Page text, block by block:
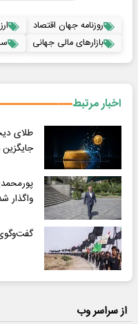
روزنامه جهان اقتصاد
بازارهای مالی جهانی
اخبار مرتبط
طلای
واگذار
از سراسر وب